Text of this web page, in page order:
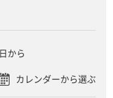
日から